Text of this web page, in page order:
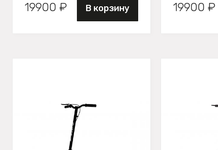
19900 ₽ В корзину 19900 ₽